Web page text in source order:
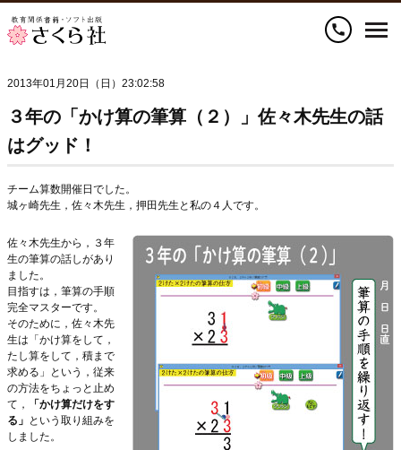
call
2013年01月20日（日）23:02:58
３年の「かけ算の筆算（２）」佐々木先生の話
はグッド！
チーム算数開催日でした。
城ヶ崎先生，佐々木先生，押田先生と私の４人です。
佐々木先生から，３年
生の筆算の話しがあり
ました。
目指すは，筆算の手順
完全マスターです。
そのために，佐々木先
生は「かけ算をして，
たし算をして，積まで
求める」という，従来
の方法をちょっと止め
て，
「かけ算だけをす
る」 という取り組みを
しました。